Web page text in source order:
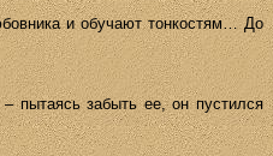
и обучают тонкостям… До
пытаясь забыть ее, он пустился